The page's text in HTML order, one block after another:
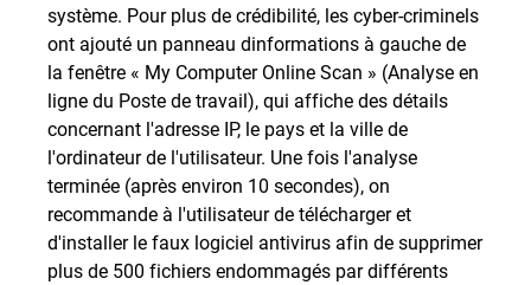
système. Pour plus de crédibilité, les cyber-criminels
ont ajouté un panneau dinformations à gauche de
la fenêtre « My Computer Online Scan » (Analyse en
ligne du Poste de travail), qui affiche des détails
concernant l'adresse IP, le pays et la ville de
l'ordinateur de l'utilisateur. Une fois l'analyse
terminée (après environ 10 secondes), on
recommande à l'utilisateur de télécharger et
d'installer le faux logiciel antivirus afin de supprimer
plus de 500 fichiers endommagés par différents